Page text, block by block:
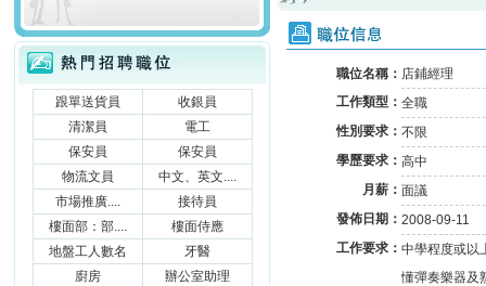
職位信息
職位名稱： 店鋪經理
工作類型： 全職
性別要求： 不限
學歷要求： 高中
月薪： 面議
發佈日期： 2008-09-11
工作要求： 中學程度或以
懂彈奏樂器及
熱門招聘職位
跟單送貨員
收銀員
清潔員
電工
保安員
保安員
物流文員
中文、英文....
市場推廣....
接待員
樓面部：部....
樓面侍應
地盤工人數名
牙醫
廚房
辦公室助理